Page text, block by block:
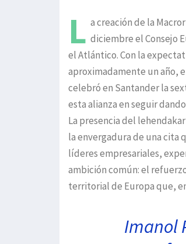
L a creación de la
diciembre el Consejo
el Atlántico. Con la
aproximadamente un año,
celebró en Santander la
esta alianza en seguir
La presencia del
la envergadura de una cita
líderes empresariales,
ambición común: el
territorial de Europa que,
Imanol